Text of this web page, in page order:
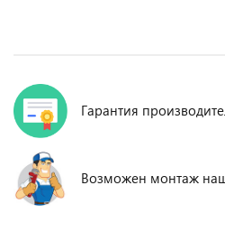
Гарантия
Возможен монтаж